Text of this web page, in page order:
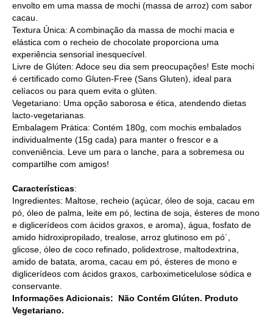
envolto em uma massa de mochi (massa de arroz) com sabor
cacau.
Textura Única: A combinação da massa de mochi macia e
elástica com o recheio de chocolate proporciona uma
experiência sensorial inesquecível.
Livre de Glúten: Adoce seu dia sem preocupações! Este mochi
é certificado como Gluten-Free (Sans Gluten), ideal para
celíacos ou para quem evita o glúten.
Vegetariano: Uma opção saborosa e ética, atendendo dietas
lacto-vegetarianas.
Embalagem Prática: Contém 180g, com mochis embalados
individualmente (15g cada) para manter o frescor e a
conveniência. Leve um para o lanche, para a sobremesa ou
compartilhe com amigos!
Características:
Ingredientes: Maltose, recheio (açúcar, óleo de soja, cacau em
pó, óleo de palma, leite em pó, lectina de soja, ésteres de mono
e diglicerídeos com ácidos graxos, e aroma), água, fosfato de
amido hidroxipropilado, trealose, arroz glutinoso em pó´,
glicose, óleo de coco refinado, polidextrose, maltodextrina,
amido de batata, aroma, cacau em pó, ésteres de mono e
diglicerídeos com ácidos graxos, carboximeticelulose sódica e
conservante.
Informações Adicionais: Não Contém Glúten. Produto
Vegetariano.